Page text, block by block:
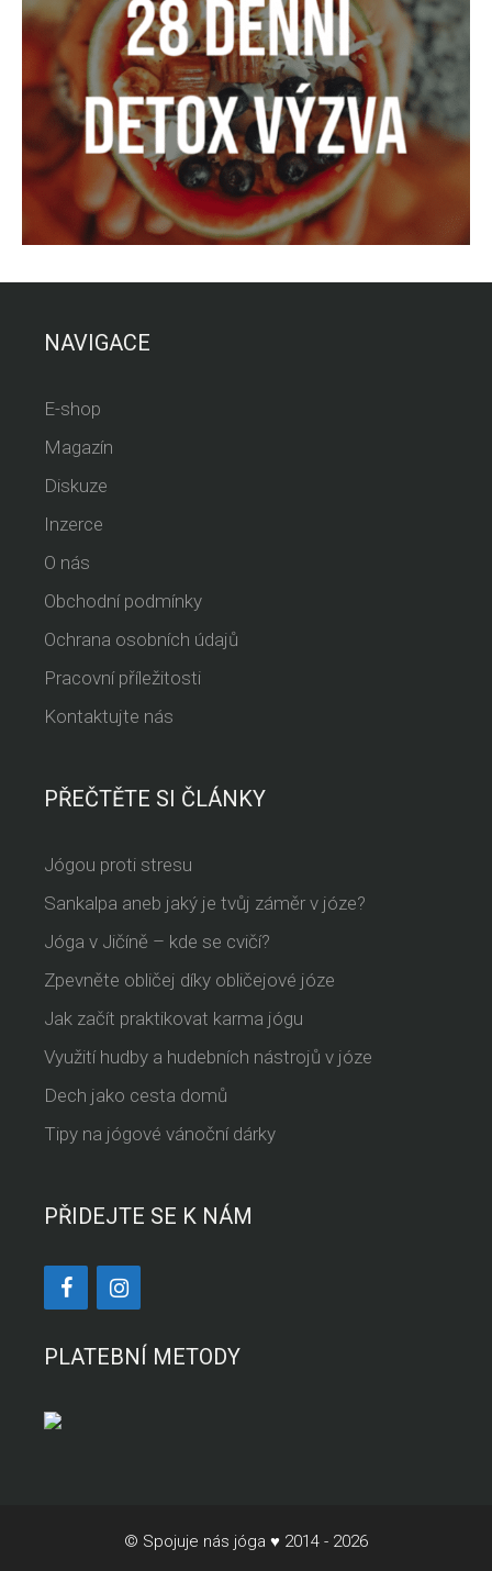
NAVIGACE
E-shop
Magazín
Diskuze
Inzerce
O nás
Obchodní podmínky
Ochrana osobních údajů
Pracovní příležitosti
Kontaktujte nás
PŘEČTĚTE SI ČLÁNKY
Jógou proti stresu
Sankalpa aneb jaký je tvůj záměr v józe?
Jóga v Jičíně – kde se cvičí?
Zpevněte obličej díky obličejové józe
Jak začít praktikovat karma jógu
Využití hudby a hudebních nástrojů v józe
Dech jako cesta domů
Tipy na jógové vánoční dárky
PŘIDEJTE SE K NÁM
PLATEBNÍ METODY
© Spojuje nás jóga ♥ 2014 - 2026